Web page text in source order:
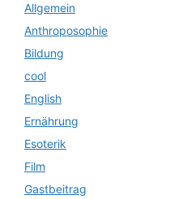
Allgemein
Anthroposophie
Bildung
cool
English
Ernährung
Esoterik
Film
Gastbeitrag